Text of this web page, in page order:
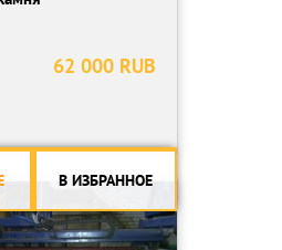
62 000 RUB
В ИЗБРАННОЕ